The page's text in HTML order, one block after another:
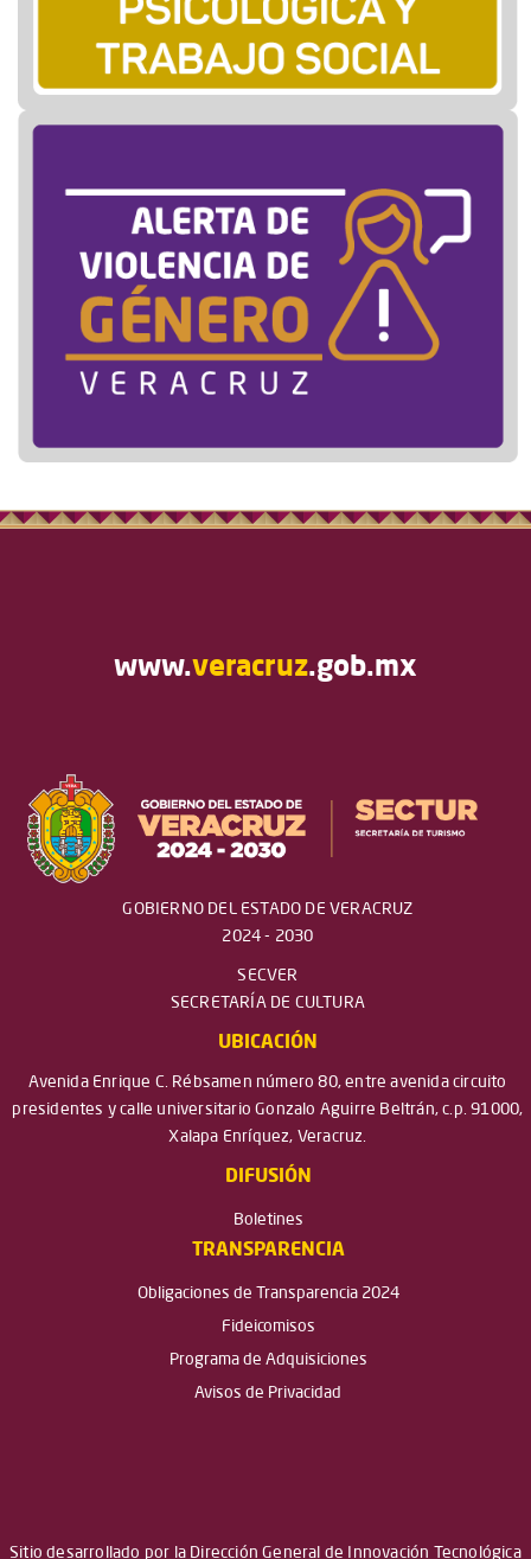
www.veracruz.gob.mx
GOBIERNO DEL ESTADO DE VERACRUZ
2024 - 2030
SECVER
SECRETARÍA DE CULTURA
UBICACIÓN
Avenida Enrique C. Rébsamen número 80, entre avenida circuito
presidentes y calle universitario Gonzalo Aguirre Beltrán, c.p. 91000,
Xalapa Enríquez, Veracruz.
DIFUSIÓN
Boletines
TRANSPARENCIA
Obligaciones de Transparencia 2024
Fideicomisos
Programa de Adquisiciones
Avisos de Privacidad
Sitio desarrollado por la Dirección General de Innovación Tecnológica